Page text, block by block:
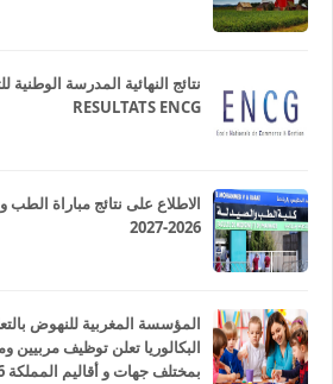
RESULTATS ENCG
الاطلاع على نتائج مباراة
2026-2027
البكالوريا تعلن توظيف مربيين
بمختلف جهات و أقاليم المملكة 2026